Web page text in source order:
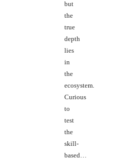
but
the
true
depth
lies
in
the
ecosystem.
Curious
to
test
the
skill-
based…